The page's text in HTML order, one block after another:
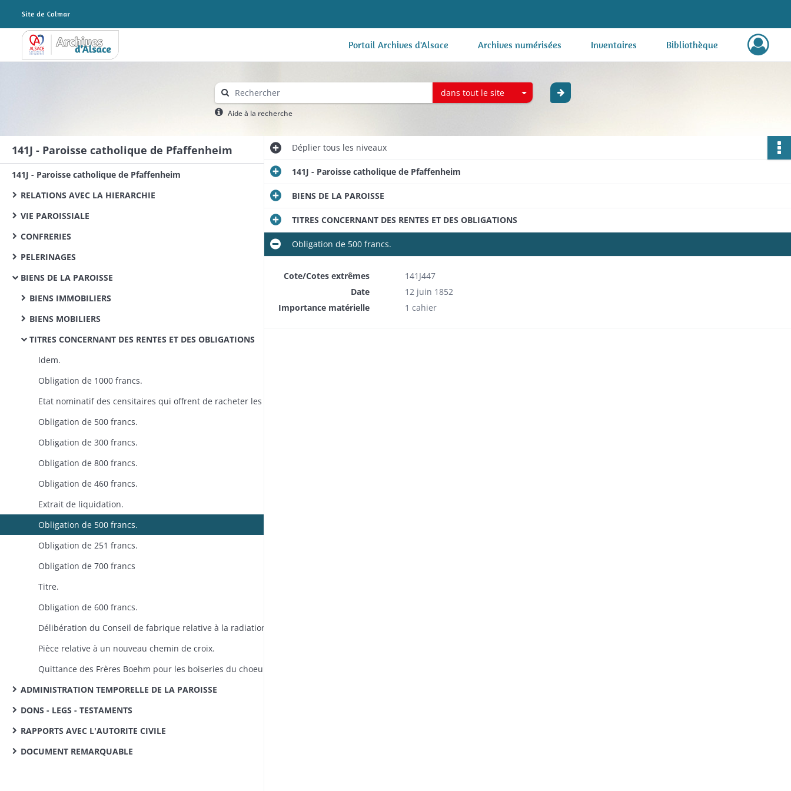
Archives Alsace - Colmar Portail Archives d'Alsace Archives numérisées Inventaires Bibliothèque
dans tout le site
Aide à la recherche
141J - Paroisse catholique de Pfaffenheim
141J - Paroisse catholique de Pfaffenheim
RELATIONS AVEC LA HIERARCHIE
VIE PAROISSIALE
CONFRERIES
PELERINAGES
BIENS DE LA PAROISSE
BIENS IMMOBILIERS​
BIENS MOBILIERS
TITRES CONCERNANT DES RENTES ET DES OBLIGATIONS
Idem.
Obligation de 1000 francs.
Obligation de 500 francs.
Obligation de 300 francs.
Obligation de 800 francs.
Obligation de 460 francs.
Extrait de liquidation.
Obligation de 500 francs.
Obligation de 251 francs.
Obligation de 700 francs
Titre.
Obligation de 600 francs.
Pièce relative à un nouveau chemin de croix.
Quittance des Frères Boehm pour les boiseries du choeur.
ADMINISTRATION TEMPORELLE DE LA PAROISSE
DONS - LEGS - TESTAMENTS
RAPPORTS AVEC L'AUTORITE CIVILE
DOCUMENT REMARQUABLE
Dépliertous les niveaux
141J - Paroisse catholique de Pfaffenheim
BIENS DE LA PAROISSE
TITRES CONCERNANT DES RENTES ET DES OBLIGATIONS
Obligation de 500 francs.
Cote/Cotes extrêmes
141J447
Date
12 juin 1852
Importance matérielle
1 cahier